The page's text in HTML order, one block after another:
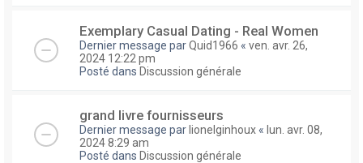
Exemplary Сasual Dating - Real Women
Dernier message parQuid1966 « ven. avr. 26,
2024 12:22 pm
Posté dans Discussion générale
grand livre fournisseurs
Dernier message par lionelginhoux « lun. avr. 08,
2024 8:29 am
Posté dans Discussion générale